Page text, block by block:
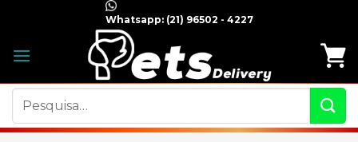
content
Whatsapp:(21) 96502 - 4227
por: